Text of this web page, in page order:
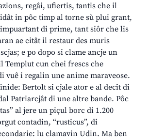
regâi, ufiertis, tantis che il
in pôc timp al torne sù plui grant,
di prime, tant siôr che lis
ae citât il restaur des muris
e po dopo si clame ancje un
Templut cun chei frescs che
vuê i regalin une anime maraveose.
Bertolt si cjale ator e al decît di
Patriarcjât di une altre bande. Pôc
al jere un piçul borc di 1.200
contadin, “rusticus”, di
lu clamavin Udin. Ma ben